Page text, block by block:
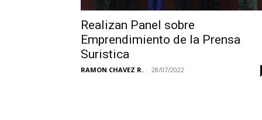
Realizan Panel sobre
Emprendimiento de la Prensa
Suristica
RAMON CHAVEZ R. - 28/07/2022